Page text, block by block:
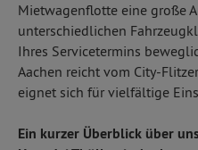
Sven
02
E-
Mietwagenflotte eine große
unterschiedlichen
Ihres Servicetermins
Aachen reicht vom City-
eignet sich für vielfältige
Ein kurzer Überblick über